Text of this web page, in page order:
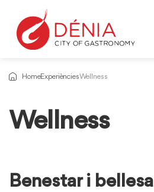
HomeExperiènciesWellness
Wellness
Informació
sobre
Benestar i bellesa